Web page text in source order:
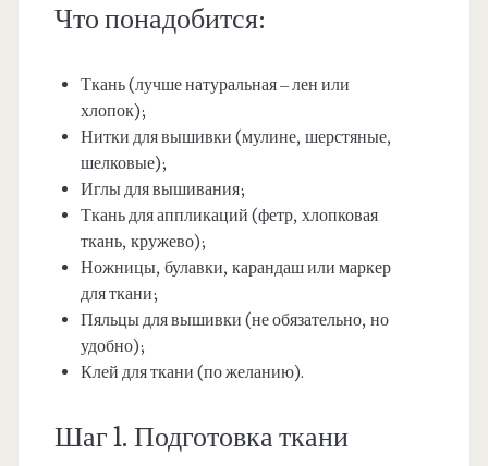
Что понадобится:
Ткань (лучше натуральная – лен или
хлопок);
Нитки для вышивки (мулине, шерстяные,
шелковые);
Иглы для вышивания;
Ткань для аппликаций (фетр, хлопковая
ткань, кружево);
Ножницы, булавки, карандаш или маркер
для ткани;
Пяльцы для вышивки (не обязательно, но
удобно);
Клей для ткани (по желанию).
Шаг 1. Подготовка ткани